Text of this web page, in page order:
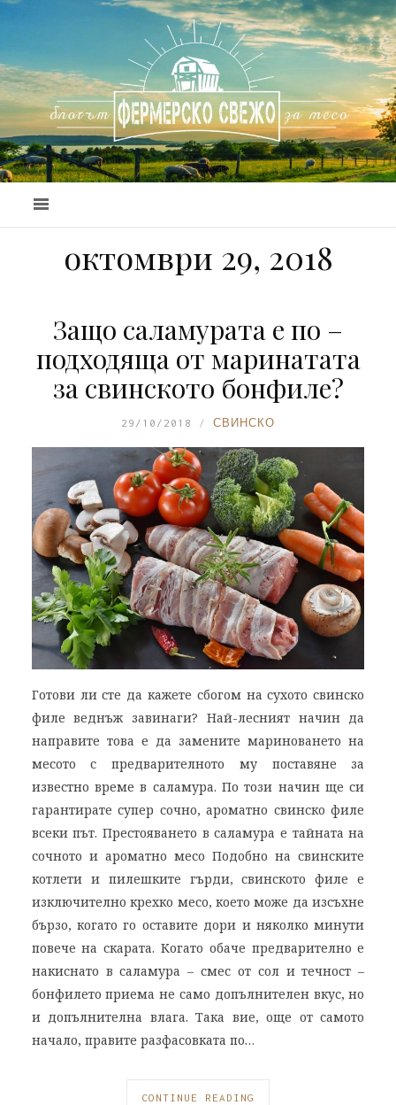
октомври 29, 2018
Защо саламурата е по –
подходяща от маринатата
за свинското бонфиле?
29/10/2018 СВИНСКО
Готови ли сте да кажете сбогом на сухото свинско
филе веднъж завинаги? Най-лесният начин да
направите това е да замените мариноването на
месото с предварителното му поставяне за
известно време в саламура. По този начин ще си
гарантирате супер сочно, ароматно свинско филе
всеки път. Престояването в саламура е тайната на
сочното и ароматно месо Подобно на свинските
котлети и пилешките гърди, свинското филе е
изключително крехко месо, което може да изсъхне
бързо, когато го оставите дори и няколко минути
повече на скарата. Когато обаче предварително е
накиснато в саламура – смес от сол и течност –
бонфилето приема не само допълнителен вкус, но
и допълнителна влага. Така вие, още от самото
начало, правите разфасовката по…
CONTINUE READING